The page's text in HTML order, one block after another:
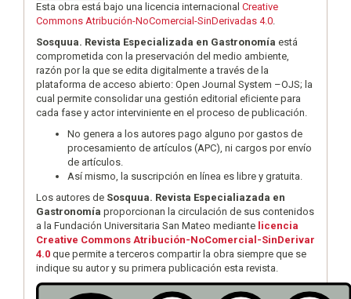
Esta obra está bajo una licencia internacional Creative
Commons Atribución-NoComercial-SinDerivadas 4.0.
Sosquua. Revista Especializada en Gastronomía está
comprometida con la preservación del medio ambiente,
razón por la que se edita digitalmente a través de la
plataforma de acceso abierto: Open Journal System –OJS; la
cual permite consolidar una gestión editorial eﬁciente para
cada fase y actor interviniente en el proceso de publicación.
No genera a los autores pago alguno por gastos de
procesamiento de artículos (APC), ni cargos por envío
de artículos.
Así mismo, la suscripción en línea es libre y gratuita.
Los autores de Sosquua. Revista Especialiazada en
Gastronomía proporcionan la circulación de sus contenidos
a la Fundación Universitaria San Mateo mediante licencia
Creative Commons Atribución-NoComercial-SinDerivar
4.0 que permite a terceros compartir la obra siempre que se
indique su autor y su primera publicación esta revista.